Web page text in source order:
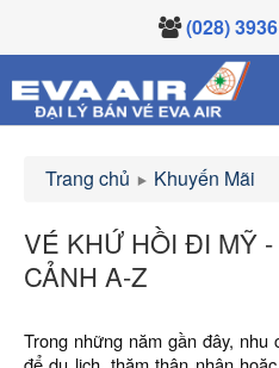
(028)
Trang chủ Khuyến Mãi
VÉ KHỨ HỒI ĐI MỸ
CẢNH A-Z
Trong những năm gần đây, nhu